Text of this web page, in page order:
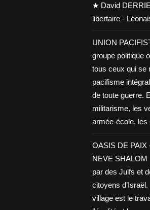
★ David
libertaire -
UNION
groupe politique
tous ceux qui se
pacifisme
de toute guerre.
militarisme, les
armée-école, les
OASIS DE PAIX
NEVE SHALOM
par des Juifs et
citoyens
village est le